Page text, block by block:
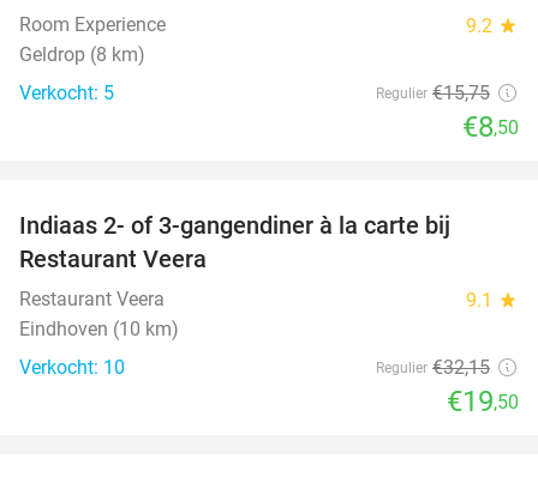
Room Experience 9.2 star
Geldrop (8 km)
Verkocht: 5
Regulier €15,75
€8,50
TODAY
Indiaas 2- of 3-gangendiner à la carte bij
Restaurant Veera
Restaurant Veera 9.1 star
Eindhoven (10 km)
Verkocht: 10
Regulier €32,15
€19,50